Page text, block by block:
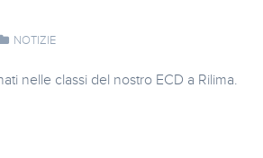
NOTIZIE
nelle classi del nostro ECD a Rilima.